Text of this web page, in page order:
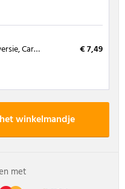
Tip-On lange versie, Carbonzwart € 7,49
winkelmandje
met